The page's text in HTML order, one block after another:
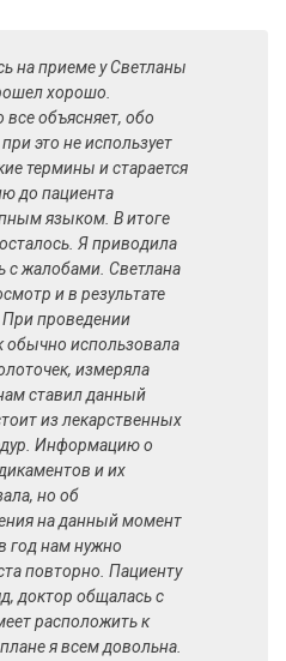
на приеме у Светланы
хорошо.
все объясняет, обо
это не использует
термины и старается
до пациента
языком. В итоге
Я приводила
с жалобами. Светлана
и в результате
При проведении
обычно использовала
измеряла
ставил данный
из лекарственных
Информацию о
и их
но об
на данный момент
год нам нужно
повторно. Пациенту
доктор общалась с
расположить к
я всем довольна.